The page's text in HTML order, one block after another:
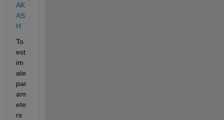
AK
AS
H
To
est
im
ate
par
am
ete
rs